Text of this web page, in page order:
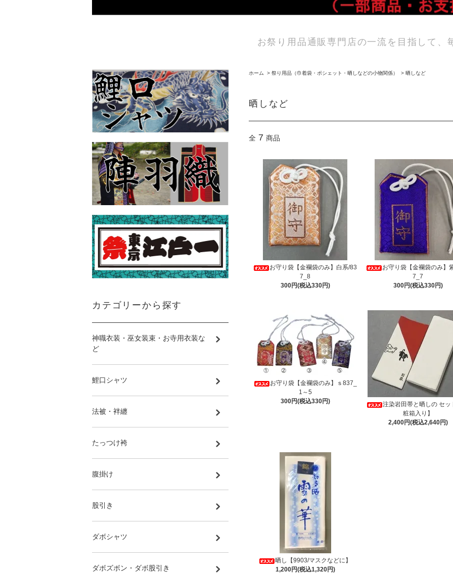
お祭り用品通販専門店の一流を目指して、
ホーム > 祭り用品（巾着袋・ポシェット・晒しなどの小物関係） > 晒しなど
晒しなど
全 7 商品
お守り袋【金襴袋のみ】白系/83
7_8
300円(税込330円)
お守り袋【金襴袋のみ】
7_7
300円(税込330円)
お守り袋【金襴袋のみ】ｓ837_
1～5
300円(税込330円)
注染岩田帯と晒しの セッ
粧箱入り】
2,400円(税込2,640円)
晒し【9903/マスクなどに】
1,200円(税込1,320円)
カテゴリーから探す
神職衣装・巫女装束・お寺用衣装な
ど
鯉口シャツ
法被・袢纏
たっつけ袴
腹掛け
股引き
ダボシャツ
ダボズボン・ダボ股引き